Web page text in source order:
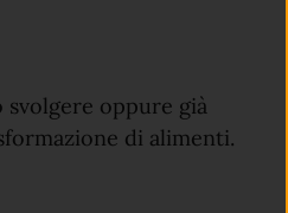
svolgere oppure già
di alimenti.